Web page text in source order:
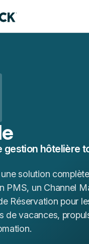
gestion hôtelière
solution
PMS, un Channel
Réservation pour
de vacances,